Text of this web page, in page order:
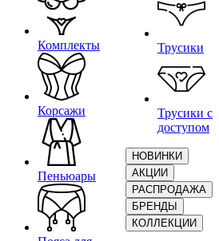
Комплекты
Корсажи
Пеньюары
Трусики
Трусики с
доступом
НОВИНКИ
АКЦИИ
РАСПРОДАЖА
БРЕНДЫ
КОЛЛЕКЦИИ